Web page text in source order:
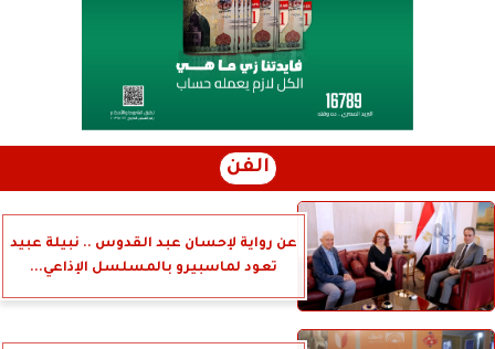
الفن
عن رواية لإحسان عبد القدوس .. نبيلة عبيد
تعود لماسبيرو بالمسلسل الإذاعي...